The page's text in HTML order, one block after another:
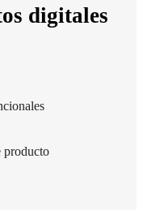
digitales
producto